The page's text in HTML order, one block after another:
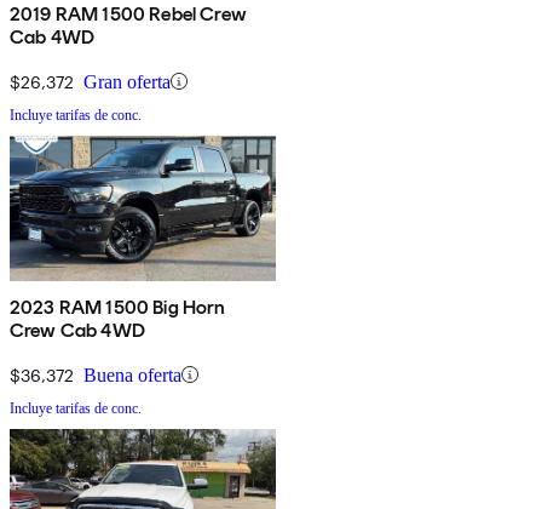
2019 RAM 1500 Rebel Crew
Cab 4WD
$26,372 Gran oferta
Incluye tarifas de conc.
2023 RAM 1500 Big Horn
Crew Cab 4WD
$36,372 Buena oferta
Incluye tarifas de conc.